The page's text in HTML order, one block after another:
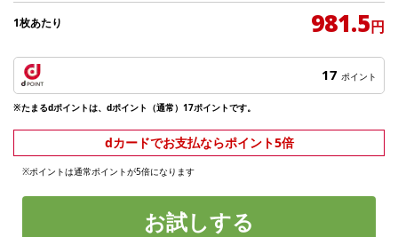
1枚あたり 981.5円
17 ポイント
※たまるdポイントは、dポイント（通常）17ポイントです。
dカードでお支払ならポイント5倍
※ポイントは通常ポイントが5倍になります
お試しする